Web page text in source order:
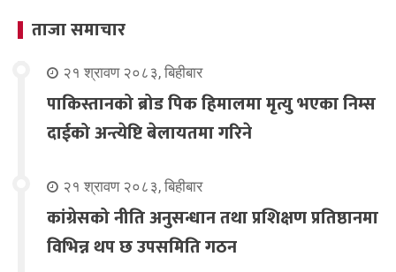
ताजा समाचार
२१ श्रावण २०८३, बिहीबार
पाकिस्तानको ब्रोड पिक हिमालमा मृत्यु भएका निम्स
दाईको अन्त्येष्टि बेलायतमा गरिने
२१ श्रावण २०८३, बिहीबार
कांग्रेसको नीति अनुसन्धान तथा प्रशिक्षण प्रतिष्ठानमा
विभिन्न थप छ उपसमिति गठन